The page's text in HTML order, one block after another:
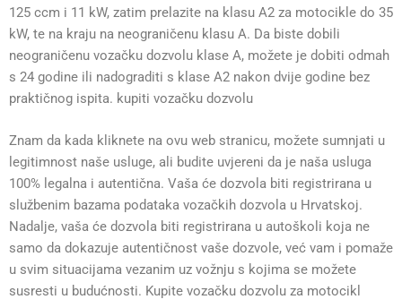
125 ccm i 11 kW, zatim prelazite na klasu A2 za motocikle do 35
kW, te na kraju na neograničenu klasu A. Da biste dobili
neograničenu vozačku dozvolu klase A, možete je dobiti odmah
s 24 godine ili nadograditi s klase A2 nakon dvije godine bez
praktičnog ispita. kupiti vozačku dozvolu
Znam da kada kliknete na ovu web stranicu, možete sumnjati u
legitimnost naše usluge, ali budite uvjereni da je naša usluga
100% legalna i autentična. Vaša će dozvola biti registrirana u
službenim bazama podataka vozačkih dozvola u Hrvatskoj.
Nadalje, vaša će dozvola biti registrirana u autoškoli koja ne
samo da dokazuje autentičnost vaše dozvole, već vam i pomaže
u svim situacijama vezanim uz vožnju s kojima se možete
susresti u budućnosti. Kupite vozačku dozvolu za motocikl